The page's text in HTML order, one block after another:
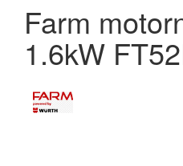
Farm
1.6kW